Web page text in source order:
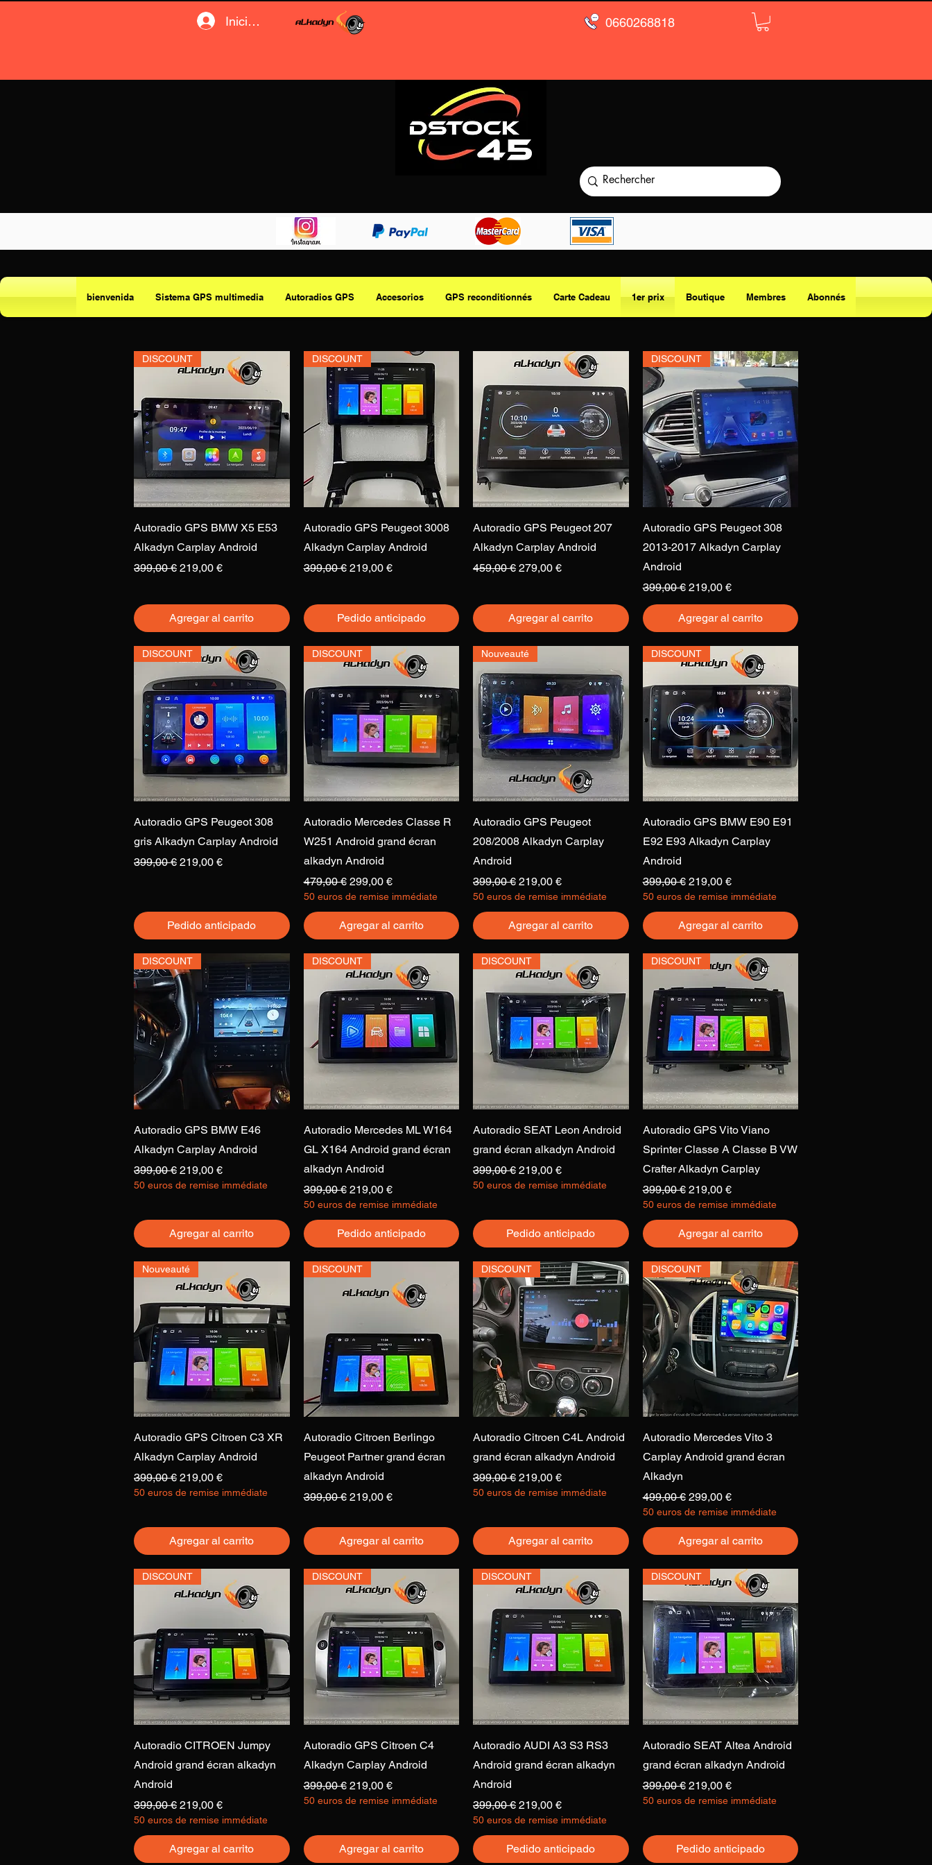
Iniciar sesión 0660268818
bienvenida Sistema GPS multimedia Autoradios GPS Accesorios GPS reconditionnés Carte Cadeau 1er prix Boutique Membres Abonnés
Vista rápida
DISCOUNT
Autoradio GPS BMW X5 E53
Alkadyn Carplay Android
Precio
399,00 € Precio de oferta
219,00 €
Agregar al carrito
Vista rápida
DISCOUNT
Autoradio GPS Peugeot 3008
Alkadyn Carplay Android
Precio
399,00 € Precio de oferta
219,00 €
Pedido anticipado
Vista rápida
Autoradio GPS Peugeot 207
Alkadyn Carplay Android
Precio
459,00 € Precio de oferta
279,00 €
Agregar al carrito
Vista rápida
DISCOUNT
Autoradio GPS Peugeot 308
2013-2017 Alkadyn Carplay
Android
Precio
399,00 € Precio de oferta
219,00 €
Agregar al carrito
Vista rápida
DISCOUNT
Autoradio GPS Peugeot 308
gris Alkadyn Carplay Android
Precio
399,00 € Precio de oferta
219,00 €
Pedido anticipado
Vista rápida
DISCOUNT
Autoradio Mercedes Classe R
W251 Android grand écran
alkadyn Android
Precio
479,00 € Precio de oferta
299,00 €
50 euros de remise immédiate
Agregar al carrito
Vista rápida
Nouveauté
Autoradio GPS Peugeot
208/2008 Alkadyn Carplay
Android
Precio
399,00 € Precio de oferta
219,00 €
50 euros de remise immédiate
Agregar al carrito
Vista rápida
DISCOUNT
Autoradio GPS BMW E90 E91
E92 E93 Alkadyn Carplay
Android
Precio
399,00 € Precio de oferta
219,00 €
50 euros de remise immédiate
Agregar al carrito
Vista rápida
DISCOUNT
Autoradio GPS BMW E46
Alkadyn Carplay Android
Precio
399,00 € Precio de oferta
219,00 €
50 euros de remise immédiate
Agregar al carrito
Vista rápida
DISCOUNT
Autoradio Mercedes ML W164
GL X164 Android grand écran
alkadyn Android
Precio
399,00 € Precio de oferta
219,00 €
50 euros de remise immédiate
Pedido anticipado
Vista rápida
DISCOUNT
Autoradio SEAT Leon Android
grand écran alkadyn Android
Precio
399,00 € Precio de oferta
219,00 €
50 euros de remise immédiate
Pedido anticipado
Vista rápida
DISCOUNT
Autoradio GPS Vito Viano
Sprinter Classe A Classe B VW
Crafter Alkadyn Carplay
Precio
399,00 € Precio de oferta
219,00 €
50 euros de remise immédiate
Agregar al carrito
Vista rápida
Nouveauté
Autoradio GPS Citroen C3 XR
Alkadyn Carplay Android
Precio
399,00 € Precio de oferta
219,00 €
50 euros de remise immédiate
Agregar al carrito
Vista rápida
DISCOUNT
Autoradio Citroen Berlingo
Peugeot Partner grand écran
alkadyn Android
Precio
399,00 € Precio de oferta
219,00 €
Agregar al carrito
Vista rápida
DISCOUNT
Autoradio Citroen C4L Android
grand écran alkadyn Android
Precio
399,00 € Precio de oferta
219,00 €
50 euros de remise immédiate
Agregar al carrito
Vista rápida
DISCOUNT
Autoradio Mercedes Vito 3
Carplay Android grand écran
Alkadyn
Precio
499,00 € Precio de oferta
299,00 €
50 euros de remise immédiate
Agregar al carrito
Vista rápida
DISCOUNT
Autoradio CITROEN Jumpy
Android grand écran alkadyn
Android
Precio
399,00 € Precio de oferta
219,00 €
50 euros de remise immédiate
Agregar al carrito
Vista rápida
DISCOUNT
Autoradio GPS Citroen C4
Alkadyn Carplay Android
Precio
399,00 € Precio de oferta
219,00 €
50 euros de remise immédiate
Agregar al carrito
Vista rápida
DISCOUNT
Autoradio AUDI A3 S3 RS3
Android grand écran alkadyn
Android
Precio
399,00 € Precio de oferta
219,00 €
50 euros de remise immédiate
Pedido anticipado
Vista rápida
DISCOUNT
Autoradio SEAT Altea Android
grand écran alkadyn Android
Precio
399,00 € Precio de oferta
219,00 €
50 euros de remise immédiate
Pedido anticipado